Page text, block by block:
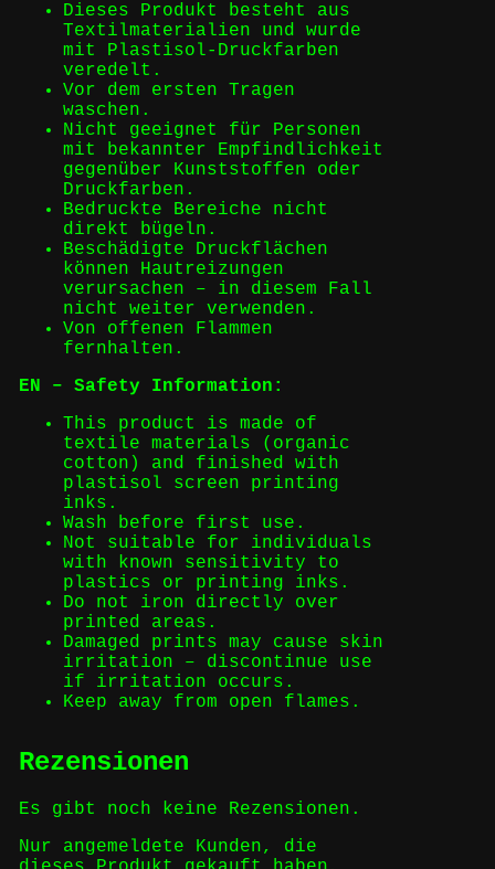
Dieses Produkt besteht aus
Textilmaterialien und wurde
mit Plastisol-Druckfarben
veredelt.
Vor dem ersten Tragen
waschen.
Nicht geeignet für Personen
mit bekannter Empfindlichkeit
gegenüber Kunststoffen oder
Druckfarben.
Bedruckte Bereiche nicht
direkt bügeln.
Beschädigte Druckflächen
können Hautreizungen
verursachen – in diesem Fall
nicht weiter verwenden.
Von offenen Flammen
fernhalten.
EN – Safety Information:
This product is made of
textile materials (organic
cotton) and finished with
plastisol screen printing
inks.
Wash before first use.
Not suitable for individuals
with known sensitivity to
plastics or printing inks.
Do not iron directly over
printed areas.
Damaged prints may cause skin
irritation – discontinue use
if irritation occurs.
Keep away from open flames.
Rezensionen
Es gibt noch keine Rezensionen.
Nur angemeldete Kunden, die